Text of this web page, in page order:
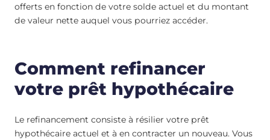
offerts en fonction de votre solde actuel et du montant
de valeur nette auquel vous pourriez accéder.
Comment refinancer
votre prêt hypothécaire
Le refinancement consiste à résilier votre prêt
hypothécaire actuel et à en contracter un nouveau. Vous